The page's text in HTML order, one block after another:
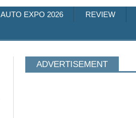
AUTO EXPO 2026
REVIEW
ADVERTISEMENT